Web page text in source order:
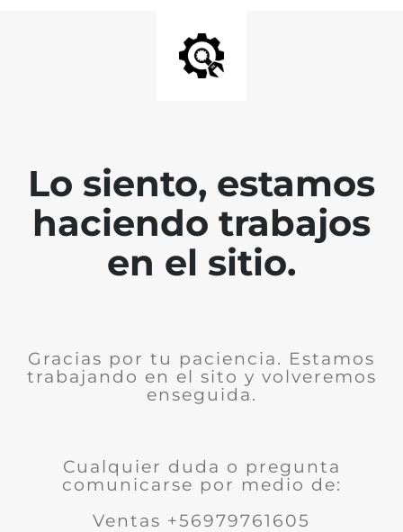
Lo siento, estamos
haciendo trabajos
en el sitio.
Gracias por tu paciencia. Estamos
trabajando en el sito y volveremos
enseguida.
Cualquier duda o pregunta
comunicarse por medio de:
Ventas +56979761605